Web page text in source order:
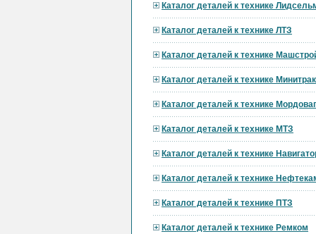
Каталог деталей к технике
Каталог деталей к технике ЛТЗ
Каталог деталей к технике
Каталог деталей к технике
Каталог деталей к технике
Каталог деталей к технике МТЗ
Каталог деталей к технике
Каталог деталей к технике
Каталог деталей к технике ПТЗ
Каталог деталей к технике Ремком